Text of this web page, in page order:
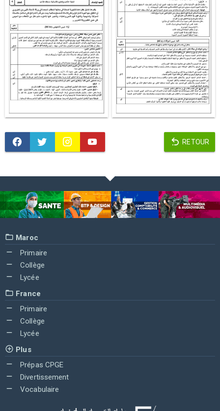
RETOUR
Maroc
Primaire
Collège
Lycée
France
Primaire
Collège
Lycée
Plus
Prépas CPGE
Divertissement
Vocabulaire